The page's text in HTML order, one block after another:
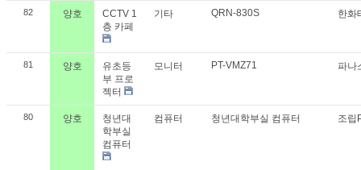
82 양호
CCTV 1
층 카페
기타 QRN-830S 한화
81 양호
유초등
부 프로
젝터
모니터 PT-VMZ71 파나
80 양호
청년대
학부실
컴퓨터
컴퓨터 청년대학부실 컴퓨터 조립